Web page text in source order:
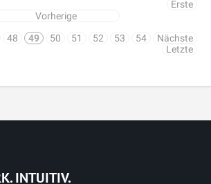
Erste
Vorherige
48 49 50 51 52 53 54
Nächste
Letzte
INTUITIV.